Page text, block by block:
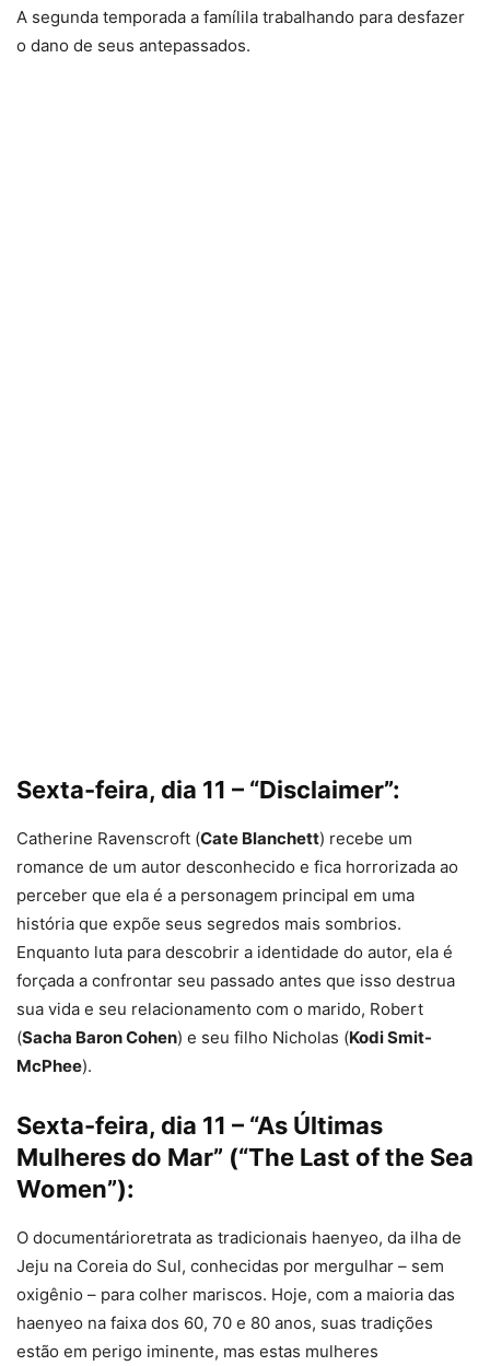
A segunda temporada a famílila trabalhando para desfazer
o dano de seus antepassados.
Sexta-feira, dia 11 – “Disclaimer”:
Catherine Ravenscroft (Cate Blanchett) recebe um
romance de um autor desconhecido e fica horrorizada ao
perceber que ela é a personagem principal em uma
história que expõe seus segredos mais sombrios.
Enquanto luta para descobrir a identidade do autor, ela é
forçada a confrontar seu passado antes que isso destrua
sua vida e seu relacionamento com o marido, Robert
(Sacha Baron Cohen) e seu filho Nicholas (Kodi Smit-
McPhee).
Sexta-feira, dia 11 – “As Últimas
Mulheres do Mar” (“The Last of the Sea
Women”):
O documentárioretrata as tradicionais haenyeo, da ilha de
Jeju na Coreia do Sul, conhecidas por mergulhar – sem
oxigênio – para colher mariscos. Hoje, com a maioria das
haenyeo na faixa dos 60, 70 e 80 anos, suas tradições
estão em perigo iminente, mas estas mulheres